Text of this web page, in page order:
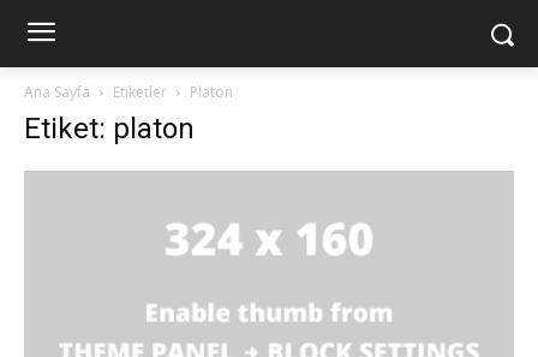
Ana Sayfa Etiketler Platon
Etiket: platon